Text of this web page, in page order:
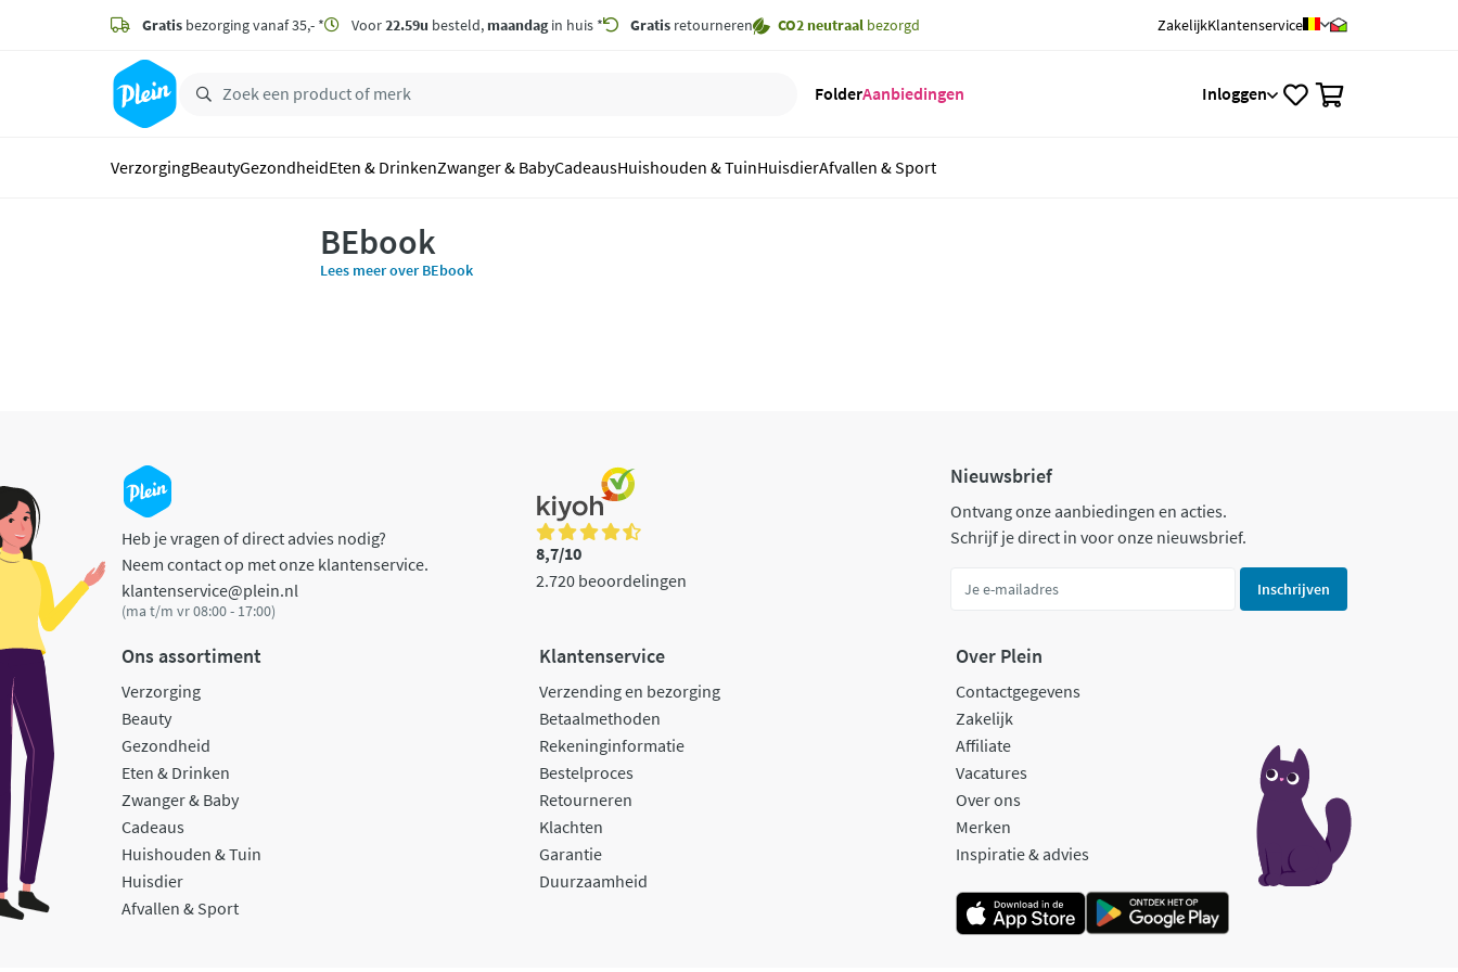
zoeken
hoofdinhoud
Gratis bezorging vanaf 35,- * Voor22.59u besteld, maandagin huis * Gratis retourneren CO2 neutraal bezorgd ZakelijkKlantenservice
FolderAanbiedingen Inloggen
VerzorgingBeautyGezondheidEten & DrinkenZwanger & BabyCadeausHuishouden & TuinHuisdierAfvallen & Sport
BEbook
Lees meer over BEbook
Heb je vragen of direct advies nodig?
Neem contact op met onze klantenservice.
klantenservice@plein.nl
(ma t/m vr 08:00 - 17:00)
8,7/10
2.720 beoordelingen
Nieuwsbrief
Ontvang onze aanbiedingen en acties.
Schrijf je direct in voor onze nieuwsbrief.
Inschrijven
Ons assortiment
Verzorging
Beauty
Gezondheid
Eten & Drinken
Zwanger & Baby
Cadeaus
Huishouden & Tuin
Huisdier
Afvallen & Sport
Klantenservice
Verzending en bezorging
Betaalmethoden
Rekeninginformatie
Bestelproces
Retourneren
Klachten
Garantie
Duurzaamheid
Over Plein
Contactgegevens
Zakelijk
Affiliate
Vacatures
Over ons
Merken
Inspiratie & advies